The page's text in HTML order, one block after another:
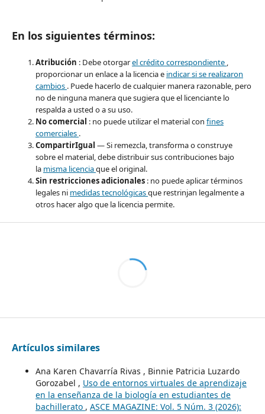
En los siguientes términos:
Atribución : Debe otorgarel crédito correspondiente ,
proporcionar un enlace a la licencia e indicar si se realizaron
cambios . Puede hacerlo de cualquier manera razonable, pero
no de ninguna manera que sugiera que el licenciante lo
respalda a usted o a su uso.
No comercial : no puede utilizar el material con fines
comerciales .
CompartirIgual — Si remezcla, transforma o construye
sobre el material, debe distribuir sus contribuciones bajo
la misma licenciaque el original.
Sin restricciones adicionales : no puede aplicar términos
legales ni medidas tecnológicasque restrinjan legalmente a
otros hacer algo que la licencia permite.
Artículos similares
Ana Karen Chavarría Rivas , Binnie Patricia Luzardo
Gorozabel , Uso de entornos virtuales de aprendizaje
en la enseñanza de la biología en estudiantes de
bachillerato , ASCE MAGAZINE: Vol. 5 Núm. 3 (2026):